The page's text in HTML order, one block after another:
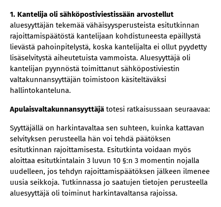
1. Kantelija oli sähköpostiviestissään arvostellut
aluesyyttäjän tekemää vähäisyysperusteista esitutkinnan
rajoittamispäätöstä kantelijaan kohdistuneesta epäillystä
lievästä pahoinpitelystä, koska kantelijalta ei ollut pyydetty
lisäselvitystä aiheutetuista vammoista. Aluesyyttäjä oli
kantelijan pyynnöstä toimittanut sähköpostiviestin
valtakunnansyyttäjän toimistoon käsiteltäväksi
hallintokanteluna.
Apulaisvaltakunnansyyttäjä totesi ratkaisussaan seuraavaa:
Syyttäjällä on harkintavaltaa sen suhteen, kuinka kattavan
selvityksen perusteella hän voi tehdä päätöksen
esitutkinnan rajoittamisesta. Esitutkinta voidaan myös
aloittaa esitutkintalain 3 luvun 10 §:n 3 momentin nojalla
uudelleen, jos tehdyn rajoittamispäätöksen jälkeen ilmenee
uusia seikkoja. Tutkinnassa jo saatujen tietojen perusteella
aluesyyttäjä oli toiminut harkintavaltansa rajoissa.